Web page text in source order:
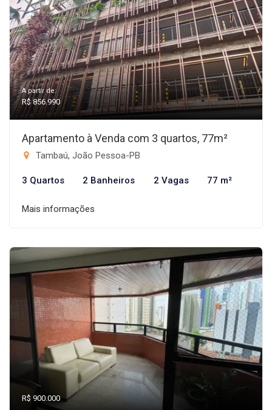
A partir de:
R$ 856.990
Apartamento à Venda com 3 quartos, 77m²
Tambaú, João Pessoa-PB
3 Quartos 2 Banheiros 2 Vagas 77 m²
Mais informações
R$ 900.000